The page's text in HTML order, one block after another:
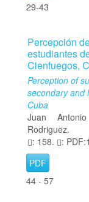
29-43
Percepción
estudiantes
Cienfuegos,
Perception of
secondary and
Cuba
Juan
Rodriguez.
: 158.
:
PDF
44 - 57